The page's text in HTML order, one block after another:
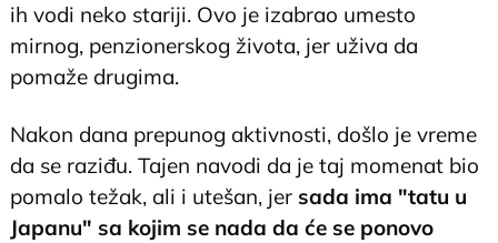
ih vodi neko stariji. Ovo je izabrao umesto
mirnog, penzionerskog života, jer uživa da
pomaže drugima.
Nakon dana prepunog aktivnosti, došlo je vreme
da se raziđu. Tajen navodi da je taj momenat bio
pomalo težak, ali i utešan, jer sada ima "tatu u
Japanu" sa kojim se nada da će se ponovo